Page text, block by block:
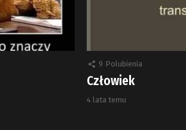
9 Polubienia
Człowiek
4 lata temu